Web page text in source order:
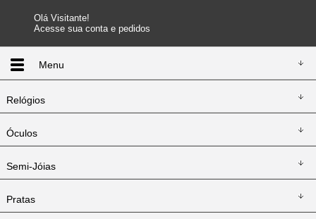
Olá Visitante!
Acesse sua conta e pedidos
Menu
Relógios
Óculos
Semi-Jóias
Pratas